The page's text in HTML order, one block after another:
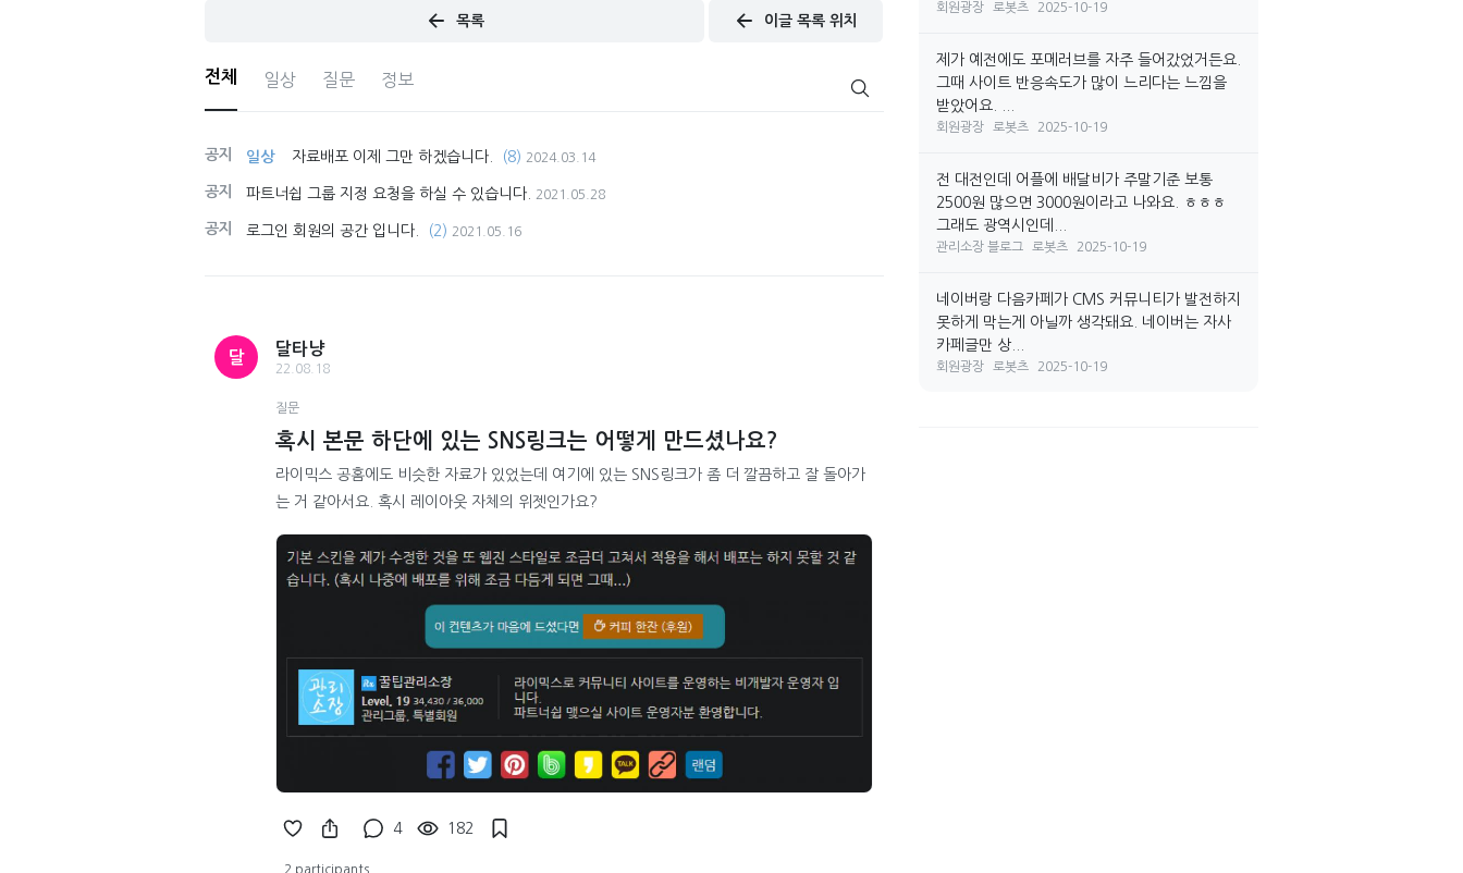
목록 이글 목록 위치
전체 일상 질문 정보
공지 일상 자료배포 이제 그만 하겠습니다. (8) 2024.03.14
공지 파트너쉽 그룹 지정 요청을 하실 수 있습니다. 2021.05.28
공지 로그인 회원의 공간 입니다. (2) 2021.05.16
달
달타냥
22.08.18
질문
혹시 본문 하단에 있는 SNS링크는 어떻게 만드셨나요?
라이믹스 공홈에도 비슷한 자료가 있었는데 여기에 있는 SNS링크가 좀 더 깔끔하고 잘 돌아가
는 거 같아서요. 혹시 레이아웃 자체의 위젯인가요?
4 182
2 participants
회원광장 로봇츠 2025-10-19
제가 예전에도 포메러브를 자주 들어갔었거든요.
그때 사이트 반응속도가 많이 느리다는 느낌을
받았어요. ...
회원광장 로봇츠 2025-10-19
전 대전인데 어플에 배달비가 주말기준 보통
2500원 많으면 3000원이라고 나와요. ㅎㅎㅎ
그래도 광역시인데...
관리소장 블로그 로봇츠 2025-10-19
네이버랑 다음카페가 CMS 커뮤니티가 발전하지
못하게 막는게 아닐까 생각돼요. 네이버는 자사
카페글만 상...
회원광장 로봇츠 2025-10-19